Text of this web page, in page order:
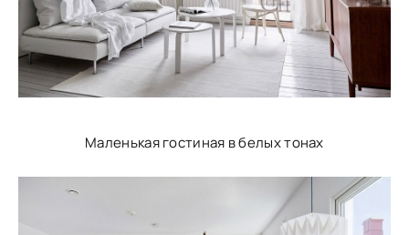
Маленькая гостиная в белых тонах